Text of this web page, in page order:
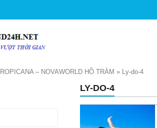
– NOVAWORLD HỒ TRÀM » Ly-do-4
LY-DO-4